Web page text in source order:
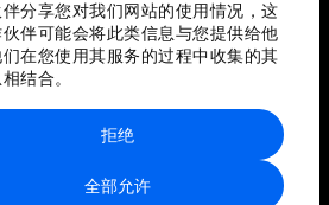
分享您对我们网站的使用情况，这
伴可能会将此类信息与您提供给他
在您使用其服务的过程中收集的其
结合。
全部允许
拒绝
站点地图